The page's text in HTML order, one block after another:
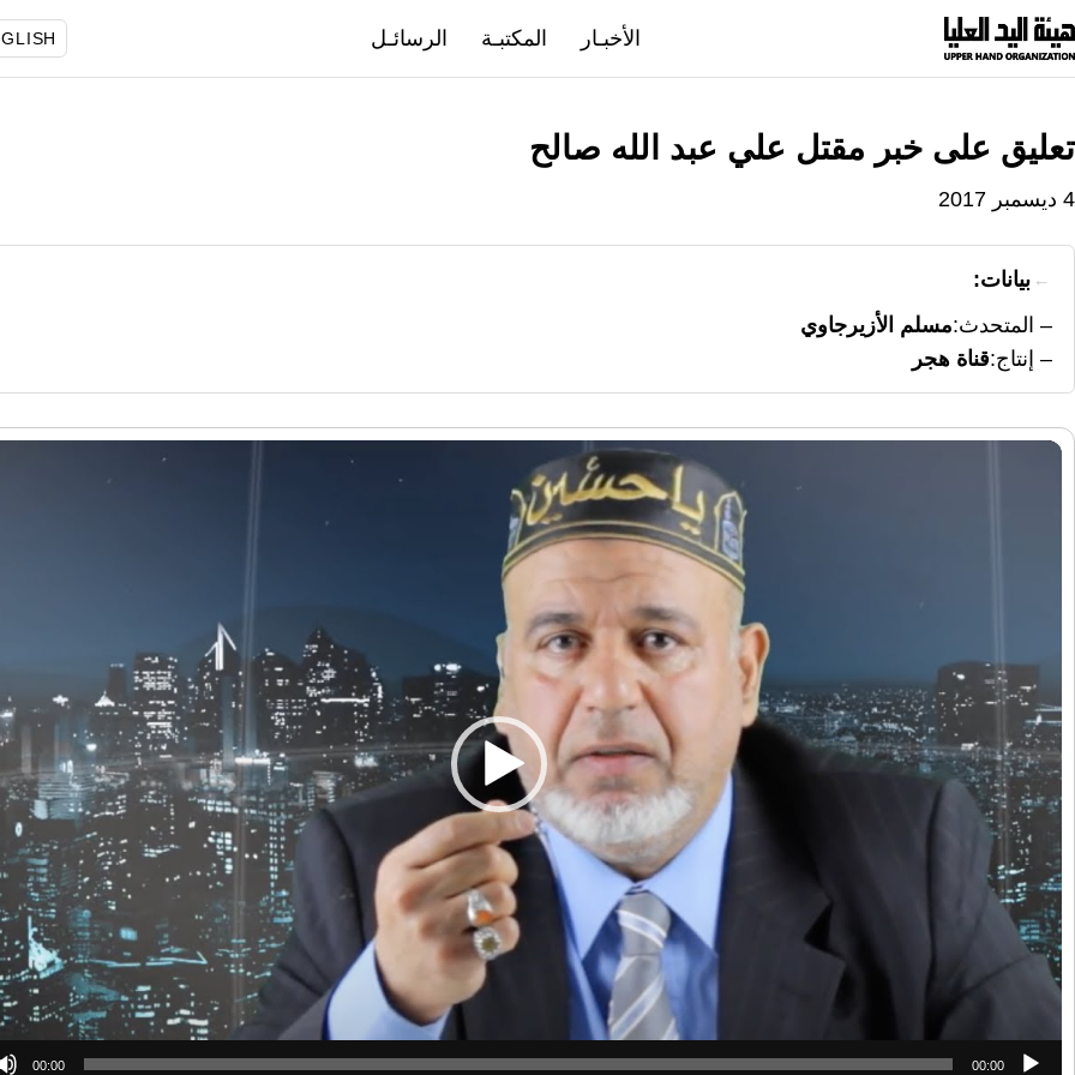
انتقل
إلى
المحتوى
الأخبـار المكتبـة الرسائـل
تعليق على خبر مقتل علي عبد الله صالح
4 ديسمبر 2017
بيانات:
المتحدث مسلم الأزيرجاوي
إنتاج قناة هجر
مشغل
00:00
00:00